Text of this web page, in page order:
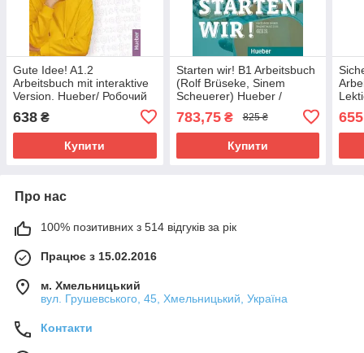
Gute Idee! A1.2
Arbeitsbuch mit interaktive
Version. Hueber/ Робочий
638 ₴
Купити
Starten wir! B1 Arbeitsbuch
(Rolf Brüseke, Sinem
Scheuerer) Hueber /
783,75₴ 825 ₴
Купити
Про нас
100% позитивних з 514 відгуків за рік
Працює з 15.02.2016
м. Хмельницький
вул. Грушевського, 45, Хмельницький, Україна
Контакти